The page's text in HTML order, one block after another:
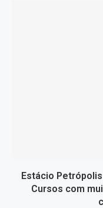
Estácio
Cursos com